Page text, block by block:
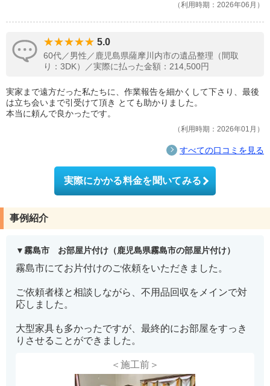
利用時期：2026年06月
5.0
60代／男性／鹿児島県薩摩川内市の遺品整理（間取
り：3DK）／実際に払った金額：214,500円
実家まで遠方だった私たちに、作業報告を細かくして下さり、最後
は立ち会いまで引受けて頂き とても助かりました。
本当に頼んで良かったです。
利用時期：2026年01月
すべての口コミを見る
実際にかかる料金を聞いてみる
事例紹介
霧島市 お部屋片付け（鹿児島県霧島市の部屋片付け）
霧島市にてお片付けのご依頼をいただきました。
ご依頼者様と相談しながら、不用品回収をメインで対
応しました。
大型家具も多かったですが、最終的にお部屋をすっき
りさせることができました。
＜施工前＞